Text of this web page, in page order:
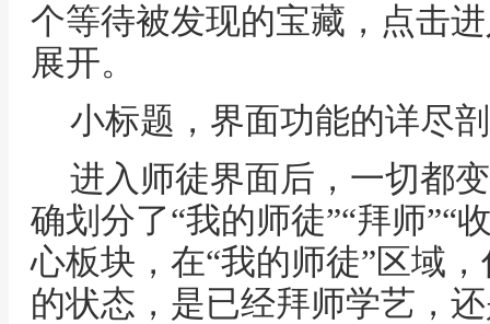
个等待被发现的宝藏，点击
展开。
小标题，界面功能的详尽
进入师徒界面后，一切都
确划分了“我的师徒”“拜师”“
心板块，在“我的师徒”区域
的状态，是已经拜师学艺，